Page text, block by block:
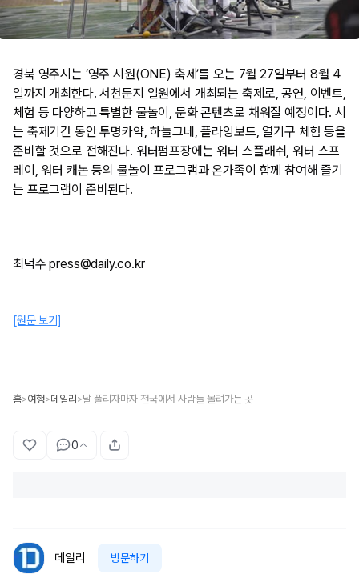
경북 영주시는 ‘영주 시원(ONE) 축제’를 오는 7월 27일부터 8월 4
일까지 개최한다. 서천둔지 일원에서 개최되는 축제로, 공연, 이벤트,
체험 등 다양하고 특별한 물놀이, 문화 콘텐츠로 채워질 예정이다. 시
는 축제기간 동안 투명카약, 하늘그네, 플라잉보드, 열기구 체험 등을
준비할 것으로 전해진다. 워터펌프장에는 워터 스플래쉬, 워터 스프
레이, 워터 캐논 등의 물놀이 프로그램과 온가족이 함께 참여해 즐기
는 프로그램이 준비된다.
최덕수 press@daily.co.kr
[원문 보기]
홈>여행>데일리 >날 풀리자마자 전국에서 사람들 몰려가는 곳
0
데일리 방문하기